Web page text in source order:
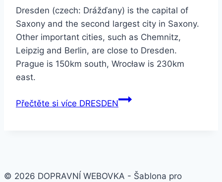
Dresden (czech: Drážďany) is the capital of
Saxony and the second largest city in Saxony.
Other important cities, such as Chemnitz,
Leipzig and Berlin, are close to Dresden.
Prague is 150km south, Wrocław is 230km
east.
Přečtěte si více DRESDEN
© 2026 DOPRAVNÍ WEBOVKA - Šablona pro